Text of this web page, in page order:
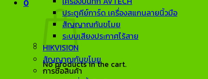
0
No products in the cart.
ประตูคีย์การ์ด เครื่องสแกนลายนิ้วมือ
สัญญาณกันขโมย
ระบบเสียงประกาศไร้สาย
HIKVISION
สัญญาณกันขโมย
การซื้อสินค้า